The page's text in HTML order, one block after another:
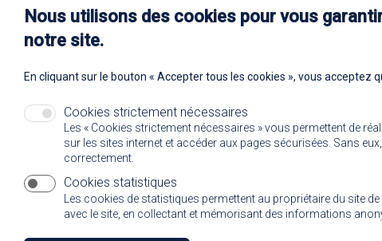
Nos membres
Oeuvres en
Nous utilisons des cookies pour vous
notre site.
En cliquant sur le bouton « Accepter tous les cookies », vous acceptez
Cookies strictement nécessaires
Les « Cookies strictement nécessaires » vous permettent de
sur les sites internet et accéder aux pages sécurisées. Sans
correctement.
Cookies statistiques
Les cookies de statistiques permettent au propriétaire du site
avec le site, en collectant et mémorisant des informations